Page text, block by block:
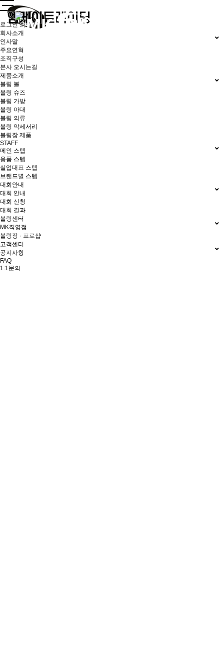
로그인 회원가입
회사소개
인사말
주요연혁
조직구성
본사 오시는길
제품소개
볼링 볼
볼링 슈즈
볼링 가방
볼링 아대
볼링 의류
볼링 악세서리
볼링장 제품
STAFF
메인 스텝
용품 스텝
실업대표 스텝
브랜드별 스텝
대회안내
대회 안내
대회 신청
대회 결과
볼링센터
MK직영점
볼링장 · 프로샵
고객센터
공지사항
FAQ
1:1문의